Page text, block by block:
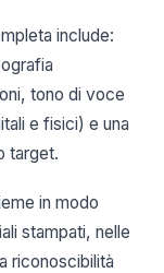
include:
tono di voce
e fisici) e una
target.
in modo
stampati, nelle
riconoscibilità